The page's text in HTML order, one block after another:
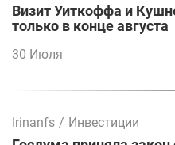
Визит Уиткоффа и
только в конце августа
30 Июля
Irinanfs / Инвестиции